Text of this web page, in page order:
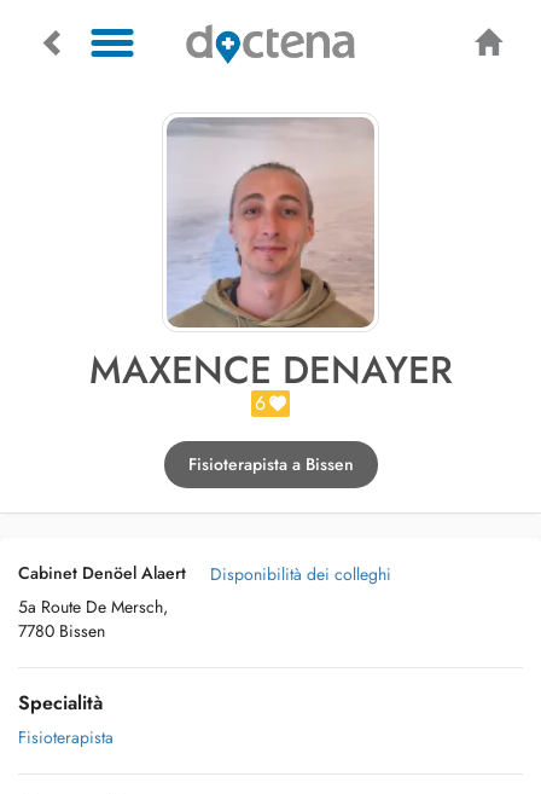
MAXENCE DENAYER
6
Fisioterapista a Bissen
Cabinet Denöel Alaert
5a Route De Mersch,
7780 Bissen
Disponibilità dei colleghi
Specialità
Fisioterapista